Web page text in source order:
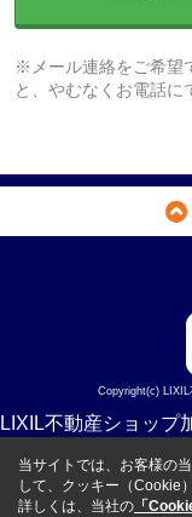
※メール連絡をご希望
と、やむなくお電話に
Copyright(c) LIXIL
LIXIL不動産ショップ
当サイトでは、お客様の
して、クッキー（Cookie
詳しくは、当社の 「